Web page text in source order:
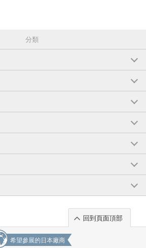
分類
回到頁面頂部
希望參展的日本廠商